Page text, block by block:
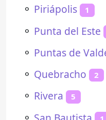
⚬ Piriápolis 1
⚬ Punta del Este
⚬ Puntas de
⚬ Quebracho 2
⚬ Rivera 5